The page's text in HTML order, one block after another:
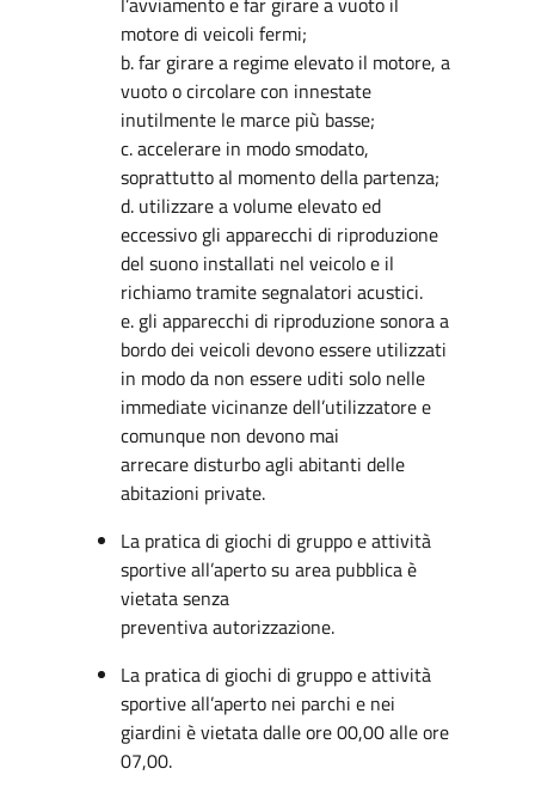
motore di veicoli fermi;
b. far girare a regime elevato il motore, a
vuoto o circolare con innestate
inutilmente le marce più basse;
c. accelerare in modo smodato,
soprattutto al momento della partenza;
d. utilizzare a volume elevato ed
eccessivo gli apparecchi di riproduzione
del suono installati nel veicolo e il
richiamo tramite segnalatori acustici.
e. gli apparecchi di riproduzione sonora a
bordo dei veicoli devono essere utilizzati
in modo da non essere uditi solo nelle
immediate vicinanze dell’utilizzatore e
comunque non devono mai
arrecare disturbo agli abitanti delle
abitazioni private.
La pratica di giochi di gruppo e attività
sportive all’aperto su area pubblica è
vietata senza
preventiva autorizzazione.
La pratica di giochi di gruppo e attività
sportive all’aperto nei parchi e nei
giardini è vietata dalle ore 00,00 alle ore
07,00.